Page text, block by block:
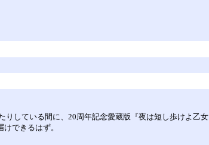
している間に、20周年記念愛蔵版『夜は短し歩けよ乙
できるはず。